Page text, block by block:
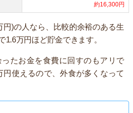
約16,300円
円)の人なら、比較的余裕のある生
1.6万円ほど貯金できます。
たお金を食費に回すのもアリで
円使えるので、外食が多くなって